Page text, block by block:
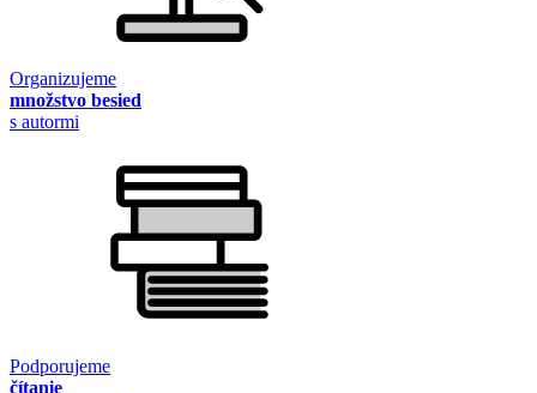
Organizujeme
množstvo besied
s autormi
Podporujeme
čítanie